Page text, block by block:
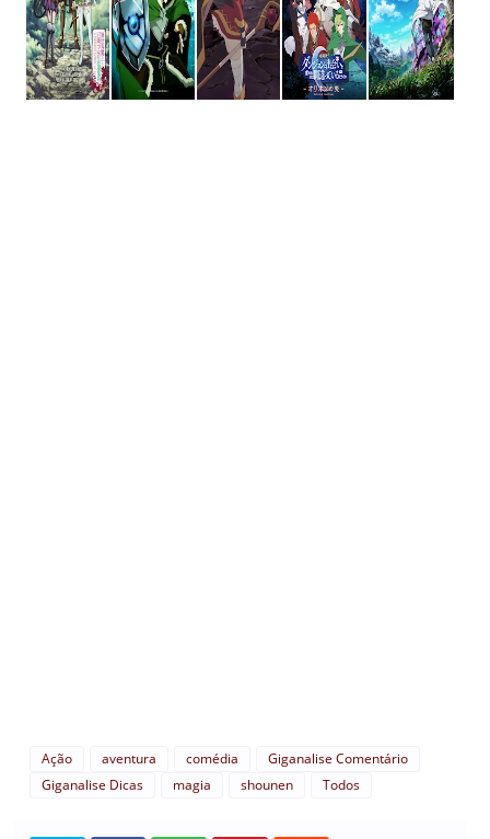
Ação aventura comédia
Giganalise Comentário
Giganalise Dicas
magia shounen Todos